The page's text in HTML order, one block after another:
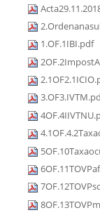
1.OF.1IBI.pdf